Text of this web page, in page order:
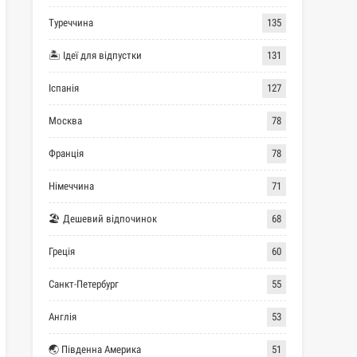
Туреччина 135
🏝 Ідеї для відпустки 131
Іспанія 127
Москва 78
Франція 78
Німеччина 71
🏖 Дешевий відпочинок 68
Греція 60
Санкт-Петербург 55
Англія 53
🌏 Південна Америка 51